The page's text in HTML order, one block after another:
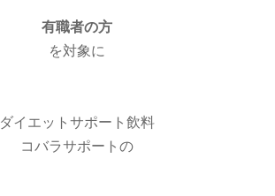
有職者の方
を対象に
ダイエットサポート飲料
コバラサポートの